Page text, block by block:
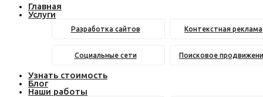
Главная
Услуги
Разработка сайтов Контекстная реклама
Социальные сети Поисковое
Узнать стоимость
Блог
Наши работы